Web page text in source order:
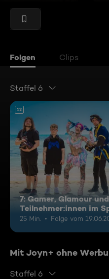
Folgen Clips
Staffel 6
12
7: Gamer, Glamour
Teilnehmer:innen im
25 Min. Folge vom
Mit Joyn+ ohne
Staffel 6